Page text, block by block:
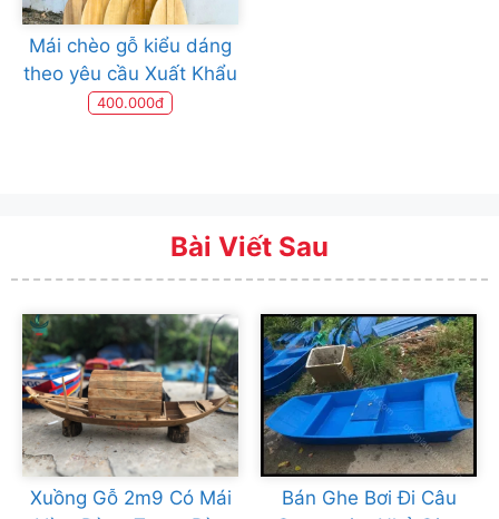
Mái chèo gỗ kiểu dáng
theo yêu cầu Xuất Khẩu
400.000đ
Bài Viết Sau
Xuồng Gỗ 2m9 Có Mái
Bán Ghe Bơi Đi Câu